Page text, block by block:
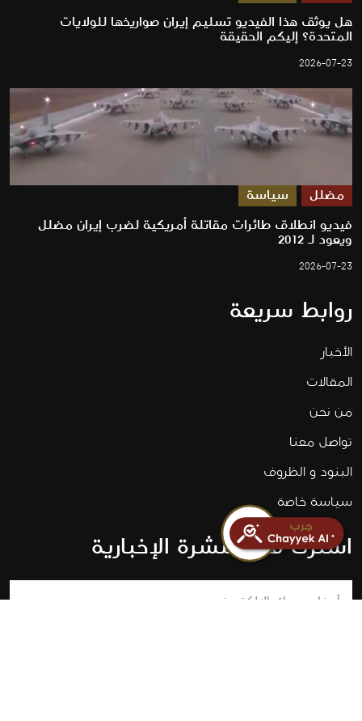
هل يوثق هذا الفيديو تسليم إيران صواريخها للولايات
المتحدة؟ إليكم الحقيقة
2026-07-23
مضلل سياسة
فيديو انطلاق طائرات مقاتلة أمريكية لضرب إيران مضلل
ويعود لـ 2012
2026-07-23
روابط سريعة
الأخبار
المقالات
من نحن
تواصل معنا
البنود و الظروف
سياسة خاصة
اشترك في النشرة الإخبارية